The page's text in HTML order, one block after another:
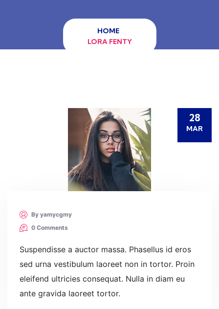
HOME
LORA FENTY
28
MAR
By yamycgmy
0 Comments
Suspendisse a auctor massa. Phasellus id eros
sed urna vestibulum laoreet non in tortor. Proin
eleifend ultricies consequat. Nulla in diam eu
ante gravida laoreet tortor.